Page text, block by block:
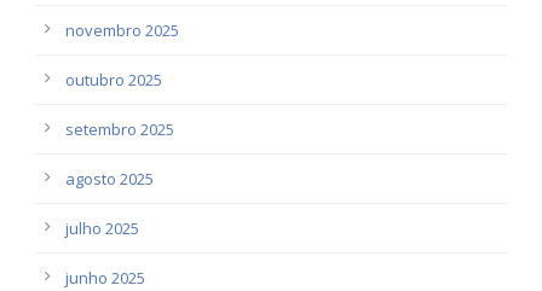
novembro 2025
outubro 2025
setembro 2025
agosto 2025
julho 2025
junho 2025